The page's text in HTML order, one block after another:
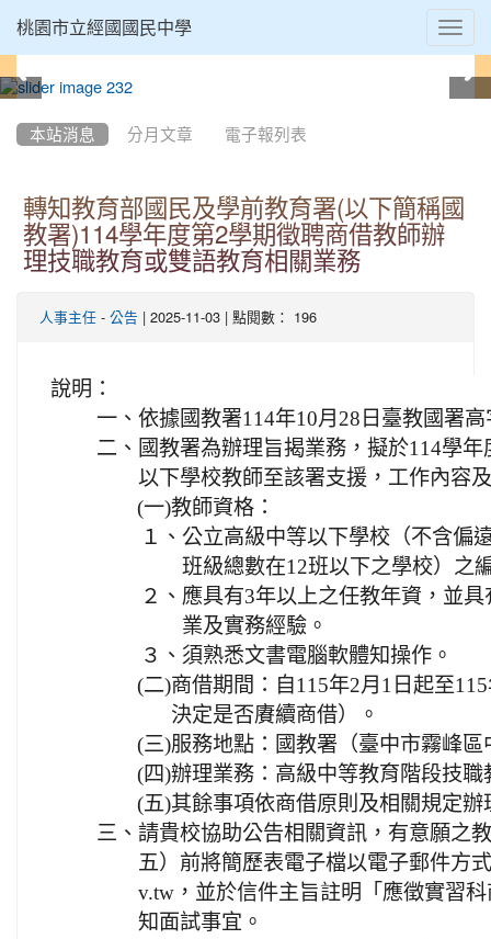
桃園市立經國國民中學
本站消息 分月文章 電子報列表
轉知教育部國民及學前教育署(以下簡稱國
教署)114學年度第2學期徵聘商借教師辦
理技職教育或雙語教育相關業務
人事主任 - 公告 | 2025-11-03 | 點閱數： 196
說明：
一、 依據國教署114年10月28日臺教國署
二、 國教署為辦理旨揭業務，擬於114學
以下學校教師至該署支援，工作內容
(一)教師資格：
１、 公立高級中等以下學校（不含偏
班級總數在12班以下之學校）之
２、 應具有3年以上之任教年資，並
業及實務經驗。
３、 須熟悉文書電腦軟體知操作。
(二)商借期間：自115年2月1日起至
決定是否賡續商借）。
(三)服務地點：國教署（臺中市霧峰區
(四)辦理業務：高級中等教育階段技
(五)其餘事項依商借原則及相關規定辦
三、 請貴校協助公告相關資訊，有意願之
五）前將簡歷表電子檔以電子郵件方
v.tw，並於信件主旨註明「應徵實習
知面試事宜。